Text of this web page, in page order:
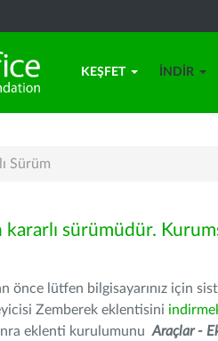
KEŞFET İNDIR
Sürüm
sürümüdür.
önce lütfen bilgisayarınız için
Zemberek eklentisini
eklenti kurulumunu Araçlar -